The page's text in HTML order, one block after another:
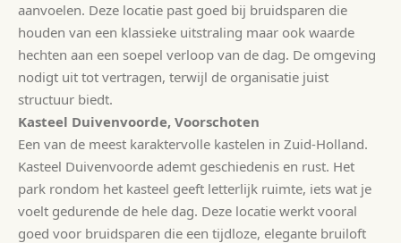
aanvoelen. Deze locatie past goed bij bruidsparen die
houden van een klassieke uitstraling maar ook waarde
hechten aan een soepel verloop van de dag. De omgeving
nodigt uit tot vertragen, terwijl de organisatie juist
structuur biedt.
Kasteel Duivenvoorde, Voorschoten
Een van de meest karaktervolle kastelen in Zuid-Holland.
Kasteel Duivenvoorde ademt geschiedenis en rust. Het
park rondom het kasteel geeft letterlijk ruimte, iets wat je
voelt gedurende de hele dag. Deze locatie werkt vooral
goed voor bruidsparen die een tijdloze, elegante bruiloft